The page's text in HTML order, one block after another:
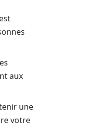
aux
une
votre